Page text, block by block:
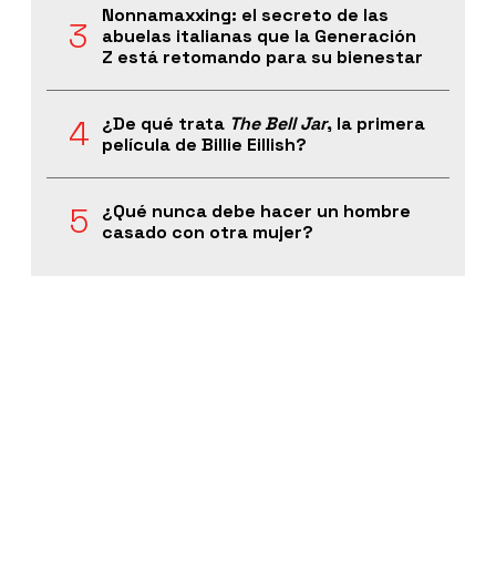
Nonnamaxxing: el secreto de las
abuelas italianas que la Generación
Z está retomando para su bienestar
¿De qué trata The Bell Jar, la primera
película de Billie Eillish?
¿Qué nunca debe hacer un hombre
casado con otra mujer?